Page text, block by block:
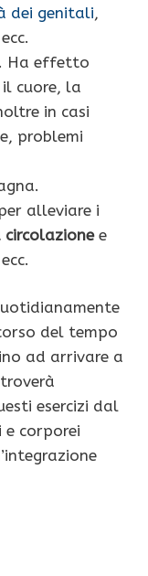
dei genitali,
Ha effetto
cuore, la
in casi
problemi
alleviare i
e
del tempo
ad arrivare a
esercizi dal
corporei